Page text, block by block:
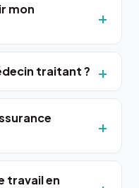
mon
traitant ?
travail en